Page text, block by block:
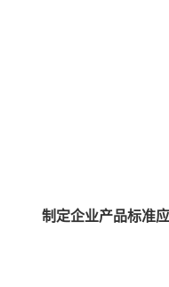
制定企业产品标准应